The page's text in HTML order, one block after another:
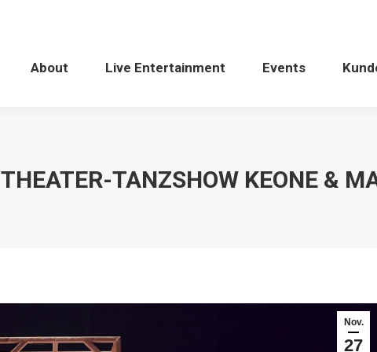
About Live Entertainment Events
THEATER-TANZSHOW KEONE &
Nov.
27